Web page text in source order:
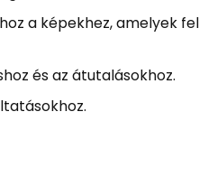
a képekhez, amelyek
és az átutalásokhoz.